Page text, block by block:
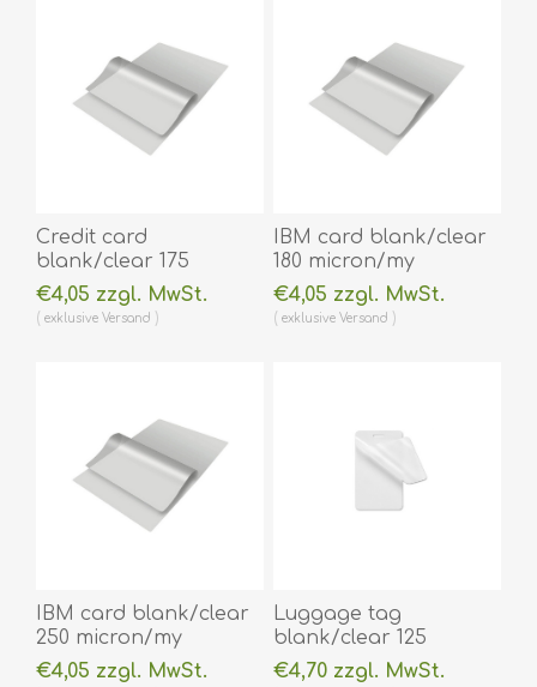
Credit card
blank/clear 175
micron/my laminating
pouch 54 x 86 mm hot
€4,05 zzgl. MwSt.
exklusive Versand
IBM card blank/clear
180 micron/my
laminating pouch 59 x
83 mm hot lamination
€4,05 zzgl. MwSt.
exklusive Versand
IBM card blank/clear
250 micron/my
laminating pouch 59 x
€4,05 zzgl. MwSt.
Luggage tag
blank/clear 125
micron/my laminating
€4,70 zzgl. MwSt.